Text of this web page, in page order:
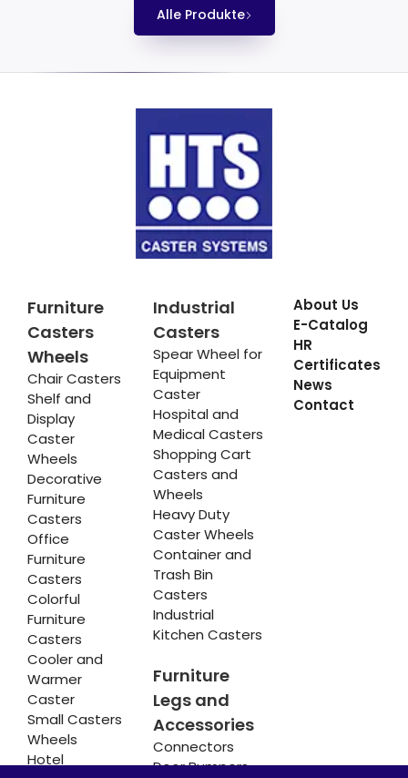
Alle Produkte
Furniture
Casters
Wheels
Chair Casters
Shelf and
Display
Caster
Wheels
Decorative
Furniture
Casters
Office
Furniture
Casters
Colorful
Furniture
Casters
Cooler and
Warmer
Caster
Small Casters
Wheels
Hotel
Industrial
Casters
Spear Wheel for
Equipment
Caster
Hospital and
Medical Casters
Shopping Cart
Casters and
Wheels
Heavy Duty
Caster Wheels
Container and
Trash Bin
Casters
Industrial
Kitchen Casters
Furniture
Legs and
Accessories
Connectors
Door Bumpers
About Us
E-Catalog
HR
Certificates
News
Contact